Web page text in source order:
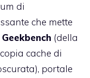
di
che mette
Geekbench (della
copia cache di
portale